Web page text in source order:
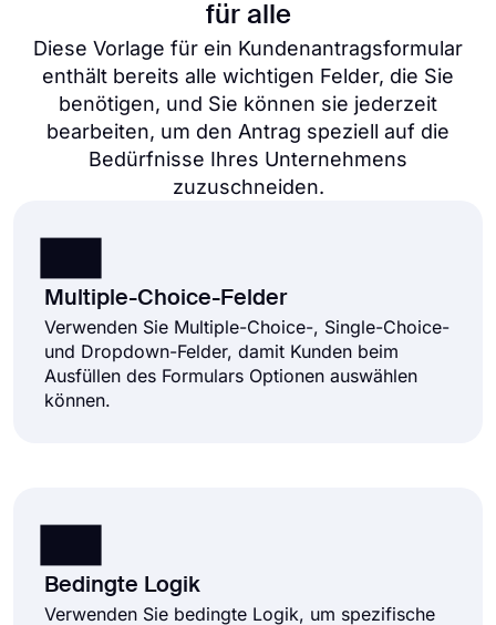
für alle
Diese Vorlage für ein Kundenantragsformular
enthält bereits alle wichtigen Felder, die Sie
benötigen, und Sie können sie jederzeit
bearbeiten, um den Antrag speziell auf die
Bedürfnisse Ihres Unternehmens
zuzuschneiden.
Multiple-Choice-Felder
Verwenden Sie Multiple-Choice-, Single-Choice-
und Dropdown-Felder, damit Kunden beim
Ausfüllen des Formulars Optionen auswählen
können.
Bedingte Logik
Verwenden Sie bedingte Logik, um spezifische